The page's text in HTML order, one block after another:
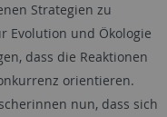
Strategien zu
Evolution und Ökologie
dass die Reaktionen
orientieren.
nun, dass sich